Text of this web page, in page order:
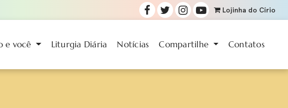
Lojinha do Círio
e você Liturgia Diária Notícias Compartilhe Contatos